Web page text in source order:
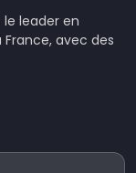
leader en
avec des